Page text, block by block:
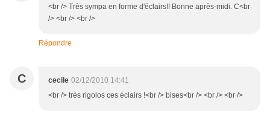
<br /> Très sympa en forme d'éclairs!! Bonne après-midi. C<br
/> <br /> <br />
Répondre
C cecile 02/12/2010 14:41
<br /> très rigolos ces éclairs !<br /> bises<br /> <br /> <br />